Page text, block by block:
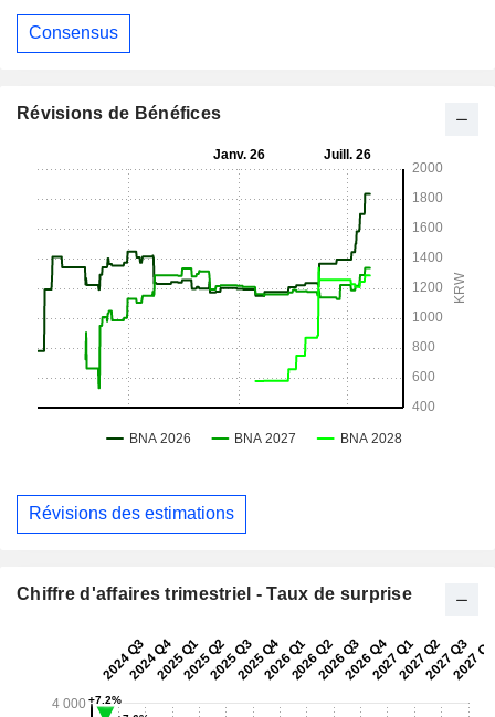
Consensus
Révisions de Bénéfices
Révisions des estimations
Chiffre d'affaires trimestriel - Taux de surprise